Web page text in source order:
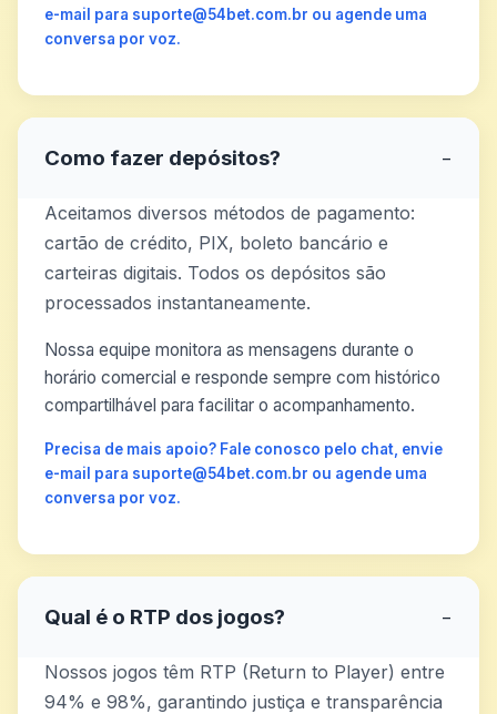
e-mail para suporte@54bet.com.br ou agende uma
conversa por voz.
Como fazer depósitos? −
Aceitamos diversos métodos de pagamento:
cartão de crédito, PIX, boleto bancário e
carteiras digitais. Todos os depósitos são
processados instantaneamente.
Nossa equipe monitora as mensagens durante o
horário comercial e responde sempre com histórico
compartilhável para facilitar o acompanhamento.
Precisa de mais apoio? Fale conosco pelo chat, envie
e-mail para suporte@54bet.com.br ou agende uma
conversa por voz.
Qual é o RTP dos jogos? −
Nossos jogos têm RTP (Return to Player) entre
94% e 98%, garantindo justiça e transparência